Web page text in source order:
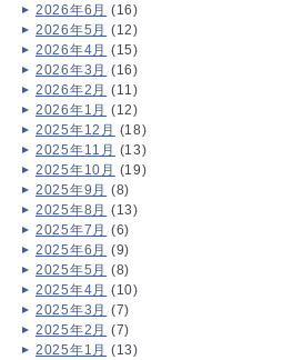
2026年6月 (16)
2026年5月 (12)
2026年4月 (15)
2026年3月 (16)
2026年2月 (11)
2026年1月 (12)
2025年12月 (18)
2025年11月 (13)
2025年10月 (19)
2025年9月 (8)
2025年8月 (13)
2025年7月 (6)
2025年6月 (9)
2025年5月 (8)
2025年4月 (10)
2025年3月 (7)
2025年2月 (7)
2025年1月 (13)